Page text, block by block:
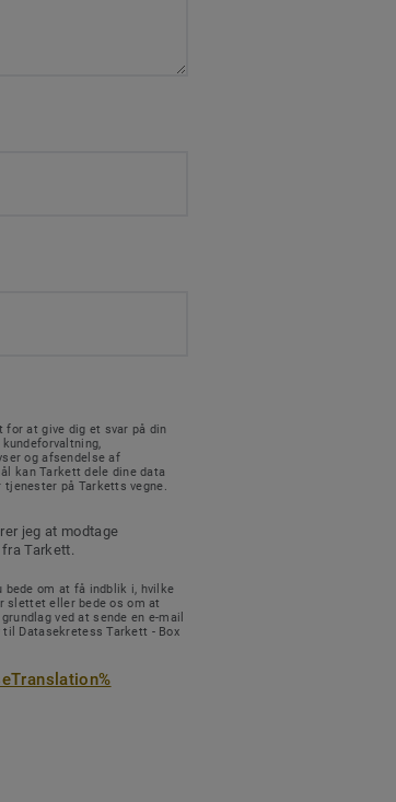
for at give dig et svar på din
og afsendelse af
kan Tarkett dele dine data
tjenester på Tarketts vegne.
jeg at modtage
Tarkett.
bede om at få indblik i, hvilke
slettet eller bede os om at
ved at sende en e-mail
Datasekretess Tarkett - Box